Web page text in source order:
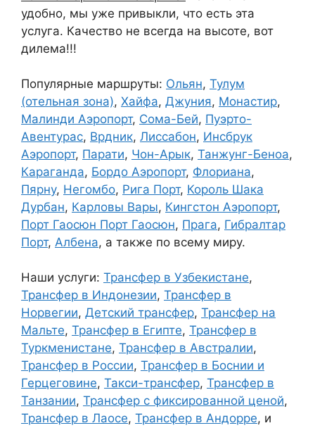
удобно, мы уже привыкли, что есть эта
услуга. Качество не всегда на высоте, вот
дилема!!!
Популярные маршруты: Ольян, Тулум
(отельная зона), Хайфа, Джуния, Монастир,
Малинди Аэропорт, Сома-Бей, Пуэрто-
Авентурас, Врдник, Лиссабон, Инсбрук
Аэропорт, Парати, Чон-Арык, Танжунг-Беноа,
Караганда, Бордо Аэропорт, Флориана,
Пярну, Негомбо, Рига Порт, Король Шака
Дурбан, Карловы Вары, Кингстон Аэропорт,
Порт Гаосюн Порт Гаосюн, Прага, Гибралтар
Порт, Албена, а также по всему миру.
Наши услуги: Трансфер в Узбекистане,
Трансфер в Индонезии, Трансфер в
Норвегии, Детский трансфер, Трансфер на
Мальте, Трансфер в Египте, Трансфер в
Туркменистане, Трансфер в Австралии,
Трансфер в России, Трансфер в Боснии и
Герцеговине, Такси-трансфер, Трансфер в
Танзании, Трансфер с фиксированной ценой,
Трансфер в Лаосе, Трансфер в Андорре, и